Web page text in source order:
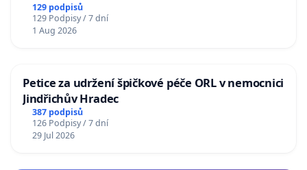
129 podpisů
129 Podpisy / 7 dní
1 Aug 2026
Petice za udržení špičkové péče ORL v nemocnici
Jindřichův Hradec
387 podpisů
126 Podpisy / 7 dní
29 Jul 2026